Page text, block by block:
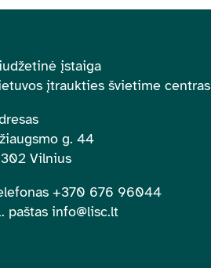
įstaiga
įtraukties švietime centras
g. 44
Vilnius
+370 676 96044
paštas info@lisc.lt